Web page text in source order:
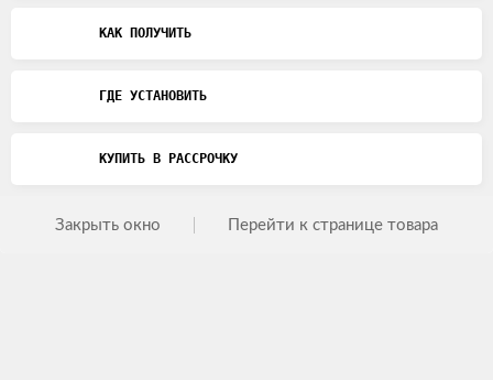
КАК ПОЛУЧИТЬ
ГДЕ УСТАНОВИТЬ
КУПИТЬ В РАССРОЧКУ
Закрыть окно Перейти к странице товара